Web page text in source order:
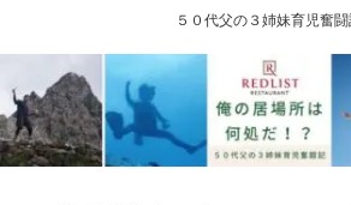
５０代父の３姉妹育児奮